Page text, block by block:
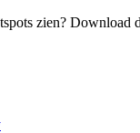
zien? Download